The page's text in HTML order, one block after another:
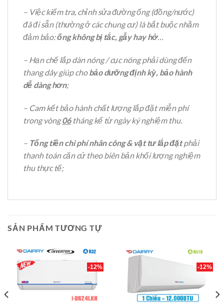
– Việc kiểm tra, chỉnh sửa đường ống (đồng/nước)
đã đi sẵn (thường ở các chung cư) là bắt buộc nhằm
đảm bảo:ống không bị tắc, gẫy hay hở…
– Hạn chế lắp dàn nóng / cục nóng phải dùng đến
thang dây giúp chobảo dưỡng định kỳ, bảo hành
dễ dàng hơn;
– Cam kết bảo hành chất lượng lắp đặt miễn phí
trong vòng06tháng kể từ ngày ký nghiệm thu.
– Tổng tiền chi phí nhân công & vật tư lắp đặtphải
thanh toán căn cứ theo biên bản khối lượng nghiệm
thu thực tế;
SẢN PHẨM TƯƠNG TỰ
-12% -12%